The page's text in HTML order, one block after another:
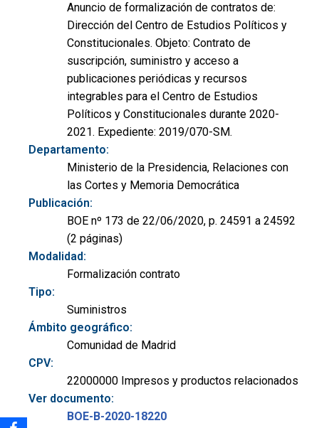
Anuncio de formalización de contratos de:
Dirección del Centro de Estudios Políticos y
Constitucionales. Objeto: Contrato de
suscripción, suministro y acceso a
publicaciones periódicas y recursos
integrables para el Centro de Estudios
Políticos y Constitucionales durante 2020-
2021. Expediente: 2019/070-SM.
Departamento:
Ministerio de la Presidencia, Relaciones con
las Cortes y Memoria Democrática
Publicación:
BOE nº 173 de 22/06/2020, p. 24591 a 24592
(2 páginas)
Modalidad:
Formalización contrato
Tipo:
Suministros
Ámbito geográfico:
Comunidad de Madrid
CPV:
22000000 Impresos y productos relacionados
Ver documento:
BOE-B-2020-18220